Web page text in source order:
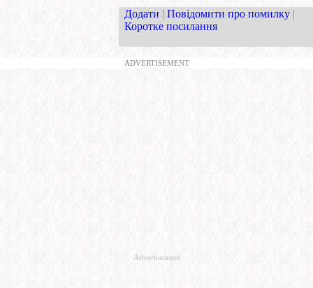
Додати | Повідомити про помилку |
Коротке посилання
ADVERTISEMENT
Advertisement